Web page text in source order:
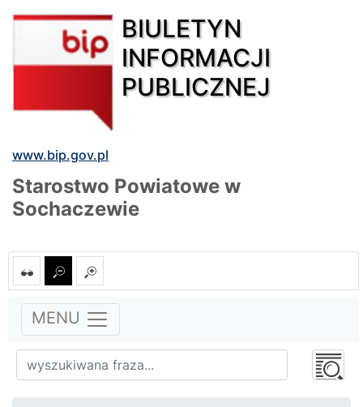
BIULETYN
INFORMACJI
PUBLICZNEJ
www.bip.gov.pl
Starostwo Powiatowe w
Sochaczewie
MENU